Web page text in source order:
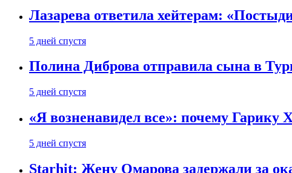
Лазарева ответила хейтерам:
5 дней спустя
Полина Диброва отправила сына в
5 дней спустя
«Я возненавидел все»: почему Гарику
5 дней спустя
Starhit: Жену Омарова задержали за